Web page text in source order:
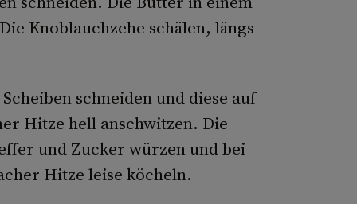
Knoblauchzehe schälen, längs
schneiden und diese auf
Hitze hell anschwitzen. Die
und Zucker würzen und bei
Hitze leise köcheln.